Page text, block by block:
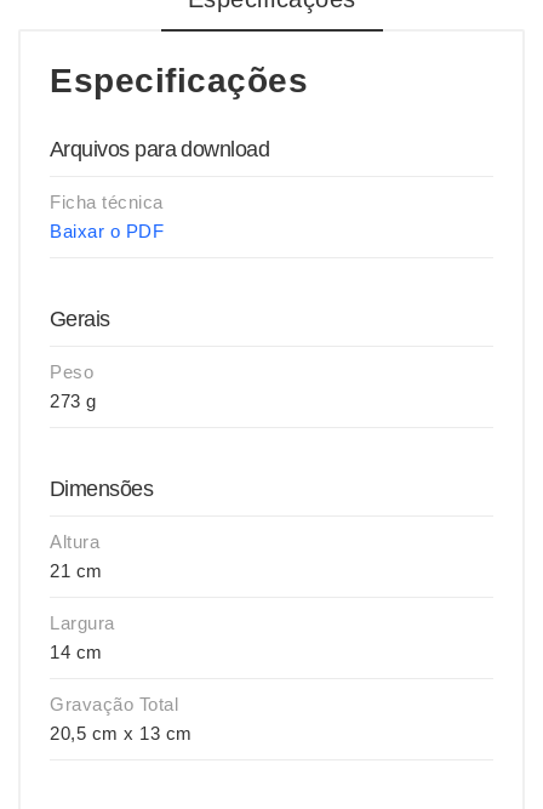
Especificações
Arquivos para download
Ficha técnica
Baixar o PDF
Gerais
Peso
273 g
Dimensões
Altura
21 cm
Largura
14 cm
Gravação Total
20,5 cm x 13 cm